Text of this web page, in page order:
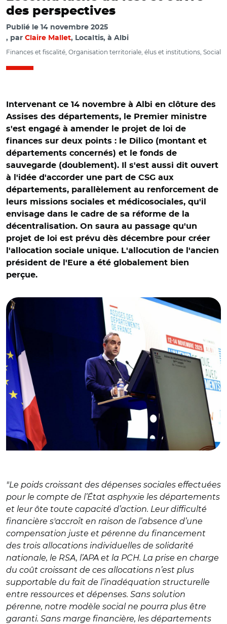
des perspectives
Publié le 14 novembre 2025
par Claire Mallet, Localtis, à Albi
Finances et fiscalité, Organisation territoriale, élus et institutions, Social
Intervenant ce 14 novembre à Albi en clôture des
Assises des départements, le Premier ministre
s'est engagé à amender le projet de loi de
finances sur deux points : le Dilico (montant et
départements concernés) et le fonds de
sauvegarde (doublement). Il s'est aussi dit ouvert
à l'idée d'accorder une part de CSG aux
départements, parallèlement au renforcement de
leurs missions sociales et médicosociales, qu'il
envisage dans le cadre de sa réforme de la
décentralisation. On saura au passage qu'un
projet de loi est prévu dès décembre pour créer
l'allocation sociale unique. L'allocution de l'ancien
président de l'Eure a été globalement bien
perçue.
"Le poids croissant des dépenses sociales effectuées
pour le compte de l’État asphyxie les départements
et leur ôte toute capacité d’action. Leur difficulté
financière s'accroît en raison de l’absence d’une
compensation juste et pérenne du financement
des trois allocations individuelles de solidarité
nationale, le RSA, l’APA et la PCH. La prise en charge
du coût croissant de ces allocations n’est plus
supportable du fait de l’inadéquation structurelle
entre ressources et dépenses. Sans solution
pérenne, notre modèle social ne pourra plus être
garanti. Sans marge financière, les départements